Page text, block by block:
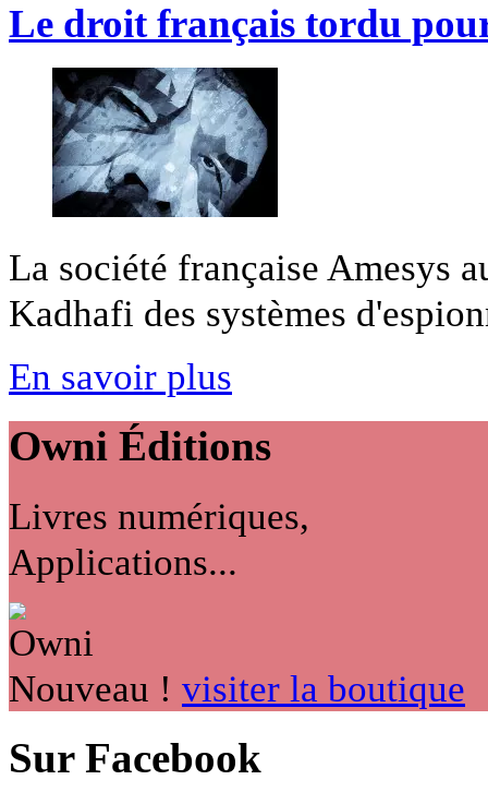
Le droit français tordu
La société française Amesys
Kadhafi des systèmes
En savoir plus
Owni Éditions
Livres numériques,
Applications...
Nouveau ! visiter la boutique
Sur Facebook